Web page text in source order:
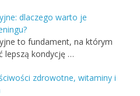
dlaczego warto je
to fundament, na którym
lepszą kondycję …
zdrowotne, witaminy i